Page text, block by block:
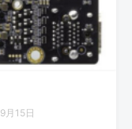
9月15日